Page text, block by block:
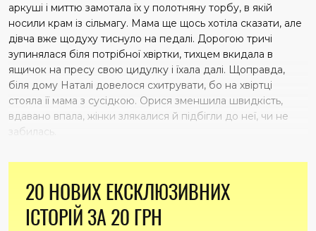
аркуші і миттю замотала їх у полотняну торбу, в якій
носили крам із сільмагу. Мама ще щось хотіла сказати, але
дівча вже щодуху тиснуло на педалі. Дорогою тричі
зупинялася біля потрібної хвіртки, тихцем вкидала в
ящичок на пресу свою цидулку і їхала далі. Щоправда,
біля дому Наталі довелося схитрувати, бо на хвіртці
стояла її мама з сусідкою. Орися зменшила швидкість,
вдавано впала, жінки злякалися й підбіг­ли до неї, чи не
забилась.
20 НОВИХ ЕКСКЛЮЗИВНИХ
ІСТОРІЙ ЗА 20 ГРН